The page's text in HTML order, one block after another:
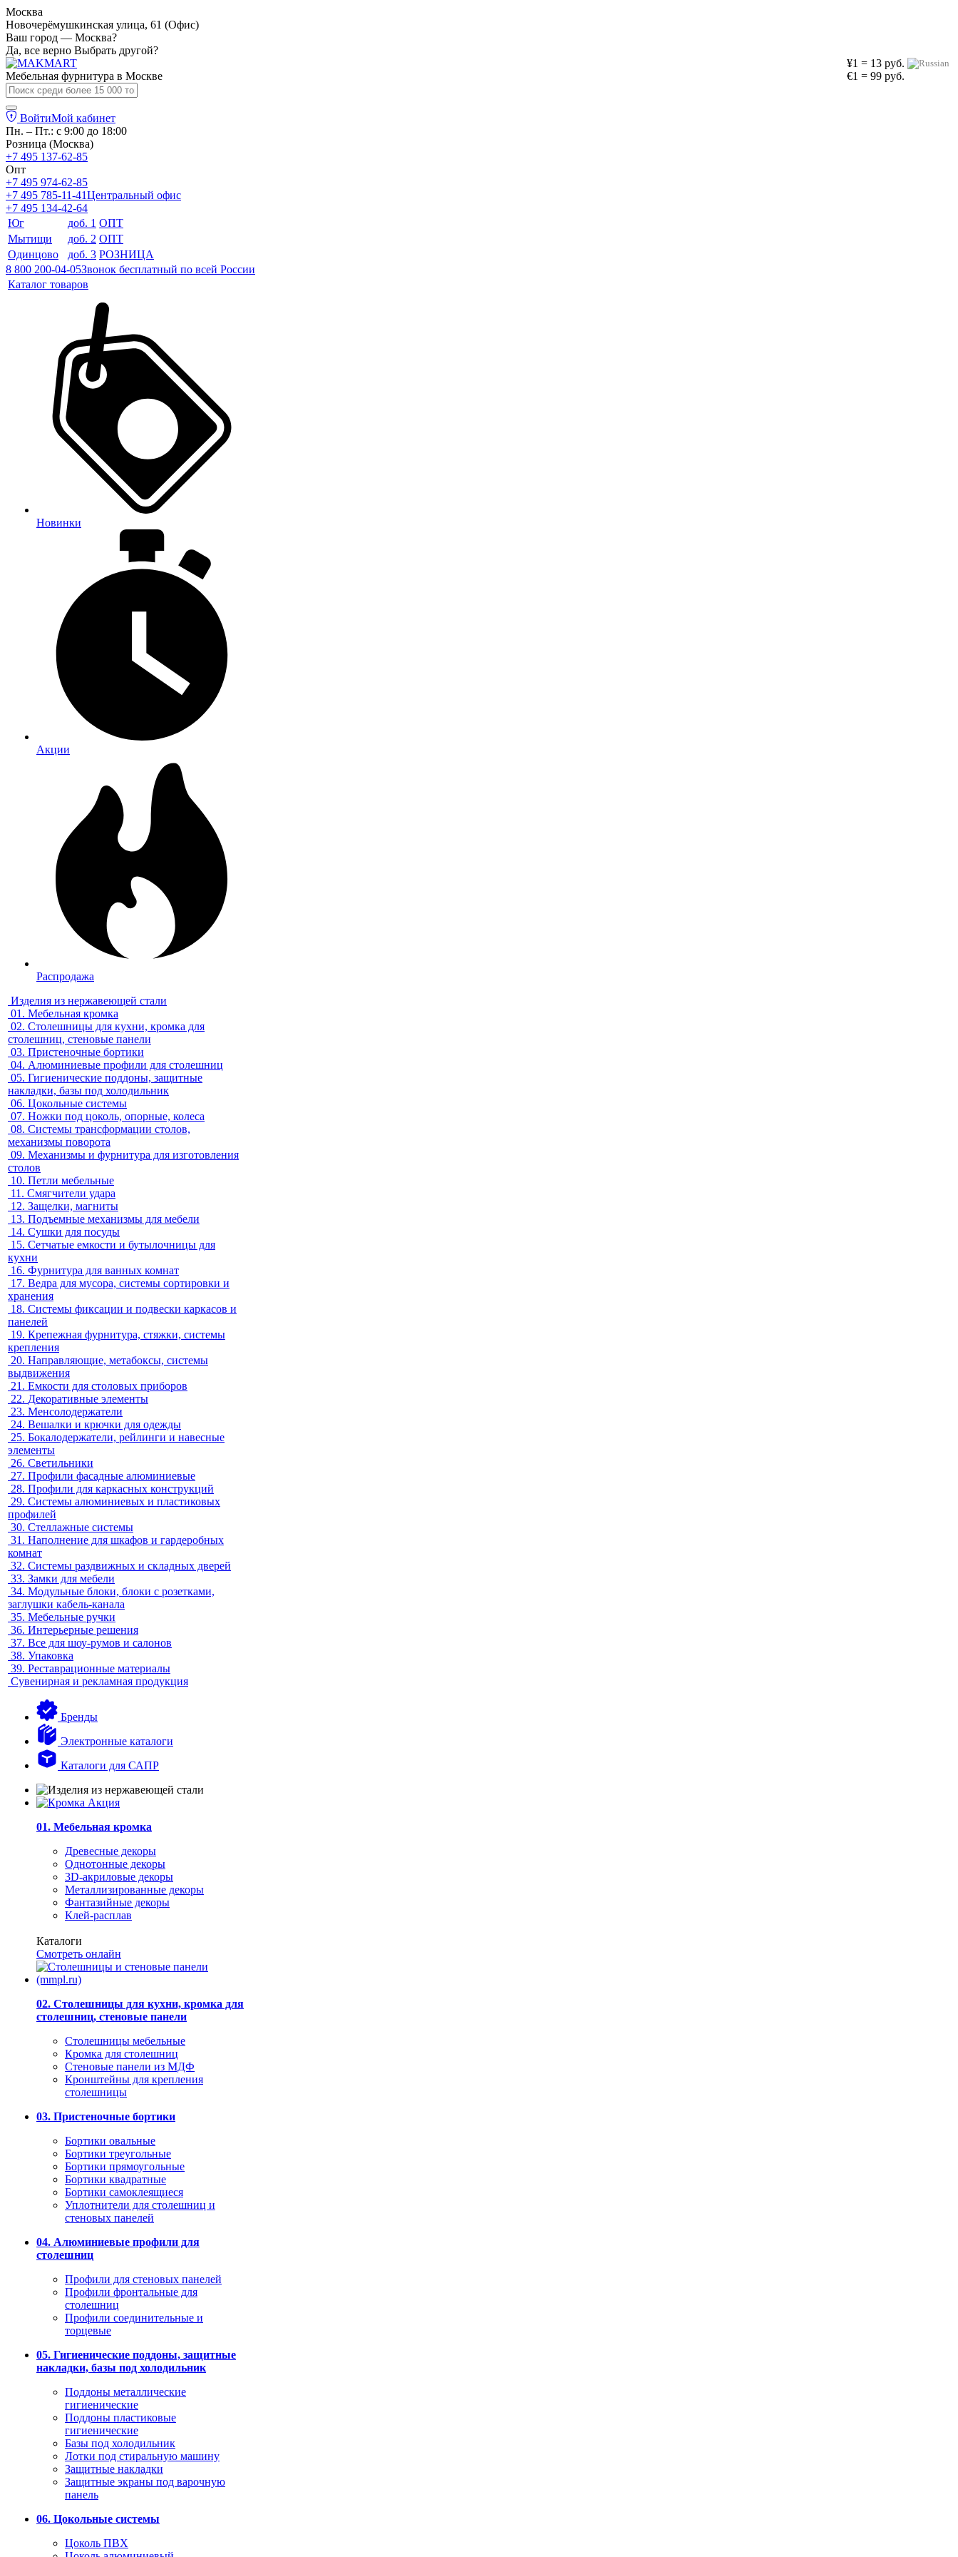
Москва
Новочерёмушкинская улица, 61 (Офис)
Ваш город — Москва?
Да, все верно Выбрать другой?
¥1 = 13 руб.
€1 = 99 руб.
Мебельная фурнитура в Москве
ВойтиМой кабинет
Пн. – Пт.: с 9:00 до 18:00
Розница (Москва)
+7 495 137-62-85
Опт
+7 495 974-62-85
+7 495 785-11-41Центральный офис
+7 495 134-42-64
Юг
доб. 1 ОПТ
Мытищи
доб. 2 ОПТ
Одинцово
доб. 3 РОЗНИЦА
8 800 200-04-05Звонок бесплатный по всей России
Каталог товаров
Новинки
Акции
Распродажа
Изделия из нержавеющей стали
01. Мебельная кромка
02. Столешницы для кухни, кромка для
столешниц, стеновые панели
03. Пристеночные бортики
04. Алюминиевые профили для столешниц
05. Гигиенические поддоны, защитные
накладки, базы под холодильник
06. Цокольные системы
07. Ножки под цоколь, опорные, колеса
08. Системы трансформации столов,
механизмы поворота
09. Механизмы и фурнитура для изготовления
столов
10. Петли мебельные
11. Смягчители удара
12. Защелки, магниты
13. Подъемные механизмы для мебели
14. Сушки для посуды
15. Сетчатые емкости и бутылочницы для
кухни
16. Фурнитура для ванных комнат
17. Ведра для мусора, системы сортировки и
хранения
18. Системы фиксации и подвески каркасов и
панелей
19. Крепежная фурнитура, стяжки, системы
крепления
20. Направляющие, метабоксы, системы
выдвижения
21. Емкости для столовых приборов
22. Декоративные элементы
23. Менсолодержатели
24. Вешалки и крючки для одежды
25. Бокалодержатели, рейлинги и навесные
элементы
26. Светильники
27. Профили фасадные алюминиевые
28. Профили для каркасных конструкций
29. Системы алюминиевых и пластиковых
профилей
30. Стеллажные системы
31. Наполнение для шкафов и гардеробных
комнат
32. Системы раздвижных и складных дверей
33. Замки для мебели
34. Модульные блоки, блоки с розетками,
заглушки кабель-канала
35. Мебельные ручки
36. Интерьерные решения
37. Все для шоу-румов и салонов
38. Упаковка
39. Реставрационные материалы
Сувенирная и рекламная продукция
Бренды
Электронные каталоги
Каталоги для САПР
01. Мебельная кромка
Древесные декоры
Однотонные декоры
3D-акриловые декоры
Металлизированные декоры
Фантазийные декоры
Клей-расплав
Каталоги
Смотреть онлайн
02. Столешницы для кухни, кромка для
столешниц, стеновые панели
Столешницы мебельные
Кромка для столешниц
Стеновые панели из МДФ
Кронштейны для крепления
столешницы
03. Пристеночные бортики
Бортики овальные
Бортики треугольные
Бортики прямоугольные
Бортики квадратные
Бортики самоклеящиеся
Уплотнители для столешниц и
стеновых панелей
04. Алюминиевые профили для
столешниц
Профили для стеновых панелей
Профили фронтальные для
столешниц
Профили соединительные и
торцевые
05. Гигиенические поддоны, защитные
накладки, базы под холодильник
Поддоны металлические
гигиенические
Поддоны пластиковые
гигиенические
Базы под холодильник
Лотки под стиральную машину
Защитные накладки
Защитные экраны под варочную
панель
06. Цокольные системы
Цоколь ПВХ